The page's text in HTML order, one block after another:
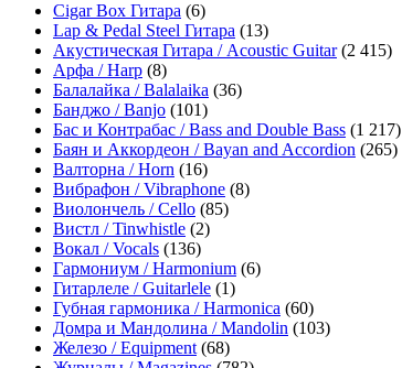
Cigar Box Гитара (6)
Lap & Pedal Steel Гитара (13)
Акустическая Гитара / Acoustic Guitar(2 415)
Арфа / Harp (8)
Балалайка / Balalaika (36)
Банджо / Banjo (101)
Бас и Контрабас / Bass and Double Bass (1 217)
Баян и Аккордеон / Bayan and Accordion (265)
Валторна / Horn (16)
Вибрафон / Vibraphone (8)
Виолончель / Cello (85)
Вистл / Tinwhistle (2)
Вокал / Vocals (136)
Гармониум / Harmonium (6)
Гитарлеле / Guitarlele (1)
Губная гармоника / Harmonica (60)
Домра и Мандолина / Mandolin (103)
Железо / Equipment (68)